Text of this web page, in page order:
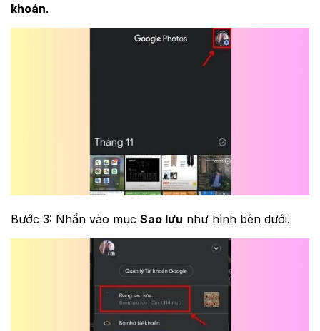
khoản.
Bước 3: Nhấn vào mục Sao lưu như hình bên dưới.